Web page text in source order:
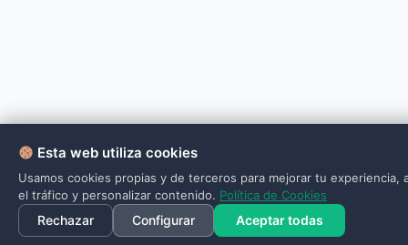
Esta web utiliza cookies
Usamos cookies propias y de terceros para mejorar tu experiencia,
el tráfico y personalizar contenido. Política de Cookies
Rechazar Configurar Aceptar todas